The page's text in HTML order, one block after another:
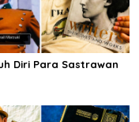
Diri Para Sastrawan